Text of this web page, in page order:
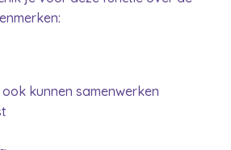
kunnen samenwerken